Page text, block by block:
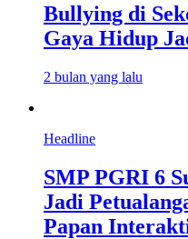
Bullying di
Gaya Hidup
2 bulan yang lalu
Headline
SMP PGRI 6
Jadi
Papan